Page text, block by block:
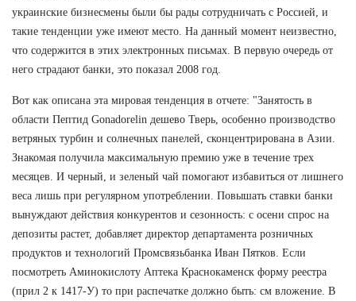
украинские бизнесмены были бы рады сотрудничать с Россией, и
такие тенденции уже имеют место. На данный момент неизвестно,
что содержится в этих электронных письмах. В первую очередь от
него страдают банки, это показал 2008 год.
Вот как описана эта мировая тенденция в отчете: "Занятость в
области Пептид Gonadorelin дешево Тверь, особенно производство
ветряных турбин и солнечных панелей, сконцентрирована в Азии.
Знакомая получила максимальную премию уже в течение трех
месяцев. И черный, и зеленый чай помогают избавиться от лишнего
веса лишь при регулярном употреблении. Повышать ставки банки
вынуждают действия конкурентов и сезонность: с осени спрос на
депозиты растет, добавляет директор департамента розничных
продуктов и технологий Промсвязьбанка Иван Пятков. Если
посмотреть Аминокислоту Аптека Краснокаменск форму реестра
(прил 2 к 1417-У) то при распечатке должно быть: см вложение. В